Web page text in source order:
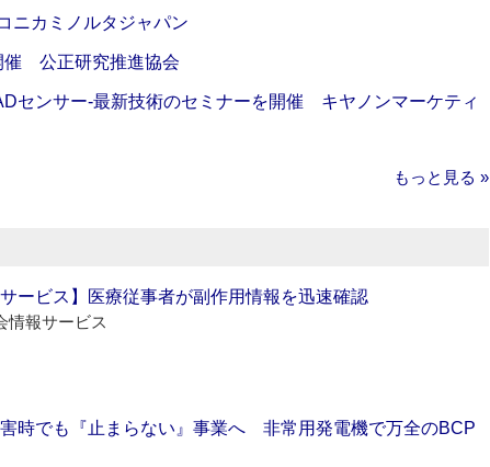
カミノルタジャパン
催 公正研究推進協会
センサー‐最新技術のセミナーを開催 キヤノンマーケティ
もっと見る »
サービス】医療従事者が副作用情報を迅速確認
情報サービス
害時でも『止まらない』事業へ 非常用発電機で万全のBCP